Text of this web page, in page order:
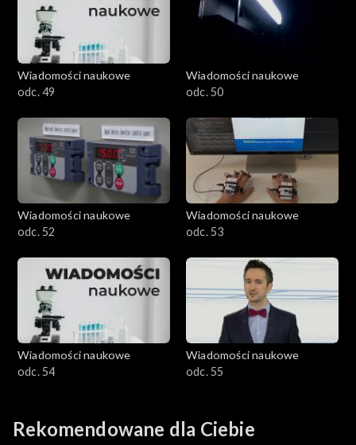
Wiadomości naukowe
odc. 49
Wiadomości naukowe
odc. 50
Wiadomości naukowe
odc. 52
Wiadomości naukowe
odc. 53
Wiadomości naukowe
odc. 54
Wiadomości naukowe
odc. 55
Rekomendowane dla Ciebie